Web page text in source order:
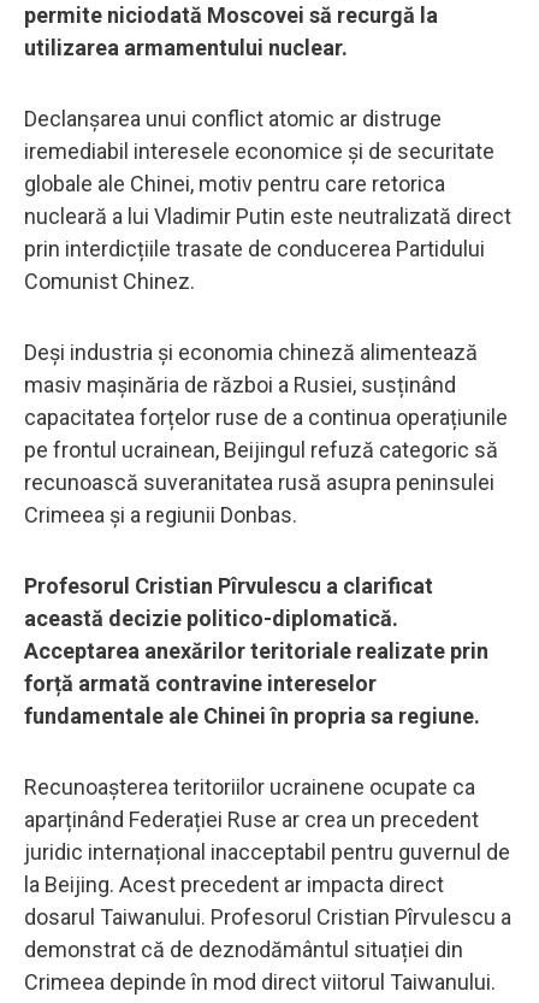
permite niciodată Moscovei să recurgă la
utilizarea armamentului nuclear.
Declanșarea unui conflict atomic ar distruge
iremediabil interesele economice și de securitate
globale ale Chinei, motiv pentru care retorica
nucleară a lui Vladimir Putin este neutralizată direct
prin interdicțiile trasate de conducerea Partidului
Comunist Chinez.
Deși industria și economia chineză alimentează
masiv mașinăria de război a Rusiei, susținând
capacitatea forțelor ruse de a continua operațiunile
pe frontul ucrainean, Beijingul refuză categoric să
recunoască suveranitatea rusă asupra peninsulei
Crimeea și a regiunii Donbas.
Profesorul Cristian Pîrvulescu a clarificat
această decizie politico-diplomatică.
Acceptarea anexărilor teritoriale realizate prin
forță armată contravine intereselor
fundamentale ale Chinei în propria sa regiune.
Recunoașterea teritoriilor ucrainene ocupate ca
aparținând Federației Ruse ar crea un precedent
juridic internațional inacceptabil pentru guvernul de
la Beijing. Acest precedent ar impacta direct
dosarul Taiwanului. Profesorul Cristian Pîrvulescu a
demonstrat că de deznodământul situației din
Crimeea depinde în mod direct viitorul Taiwanului.